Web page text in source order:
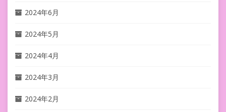
2024年6月
2024年5月
2024年4月
2024年3月
2024年2月